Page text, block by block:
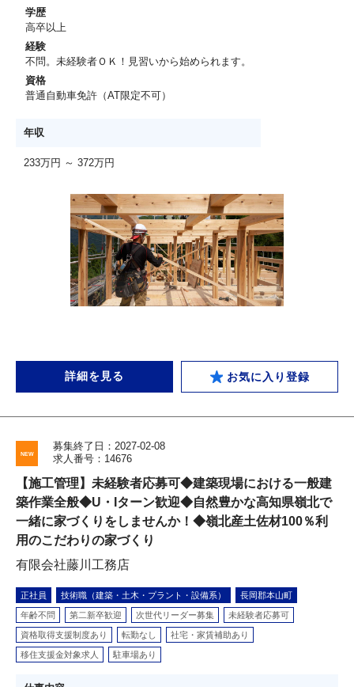
学歴
高卒以上
経験
不問。未経験者ＯＫ！見習いから始められます。
資格
普通自動車免許（AT限定不可）
年収
233万円 ～ 372万円
詳細を見る お気に入り登録
募集終了日：2027-02-08
求人番号：14676
【施工管理】未経験者応募可◆建築現場における一般建
築作業全般◆U・Iターン歓迎◆自然豊かな高知県嶺北で
一緒に家づくりをしませんか！◆嶺北産土佐材100％利
用のこだわりの家づくり
有限会社藤川工務店
正社員 技術職（建築・土木・プラント・設備系） 長岡郡本山町
年齢不問 第二新卒歓迎 次世代リーダー募集 未経験者応募可
資格取得支援制度あり 転勤なし 社宅・家賃補助あり
移住支援金対象求人 駐車場あり